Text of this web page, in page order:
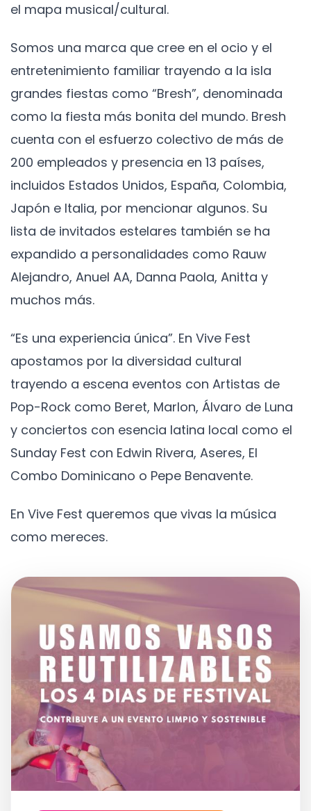
el mapa musical/cultural.
Somos una marca que cree en el ocio y el
entretenimiento familiar trayendo a la isla
grandes fiestas como “Bresh”, denominada
como la fiesta más bonita del mundo. Bresh
cuenta con el esfuerzo colectivo de más de
200 empleados y presencia en 13 países,
incluidos Estados Unidos, España, Colombia,
Japón e Italia, por mencionar algunos. Su
lista de invitados estelares también se ha
expandido a personalidades como Rauw
Alejandro, Anuel AA, Danna Paola, Anitta y
muchos más.
“Es una experiencia única”. En Vive Fest
apostamos por la diversidad cultural
trayendo a escena eventos con Artistas de
Pop-Rock como Beret, Marlon, Álvaro de Luna
y conciertos con esencia latina local como el
Sunday Fest con Edwin Rivera, Aseres, El
Combo Dominicano o Pepe Benavente.
En Vive Fest queremos que vivas la música
como mereces.